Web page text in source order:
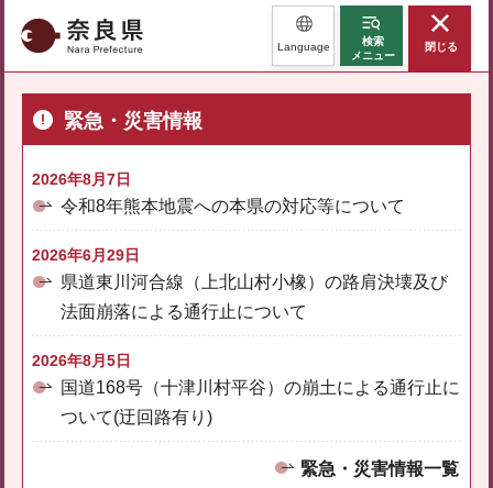
奈良県 Language
検索
メニュー
閉じる
緊急・災害情報
2026年8月7日
令和8年熊本地震への本県の対応等について
2026年6月29日
県道東川河合線（上北山村小橡）の路肩決壊及び
法面崩落による通行止について
2026年8月5日
国道168号（十津川村平谷）の崩土による通行止に
ついて(迂回路有り)
緊急・災害情報一覧